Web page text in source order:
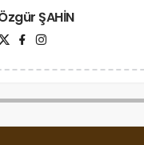
ŞAHİN